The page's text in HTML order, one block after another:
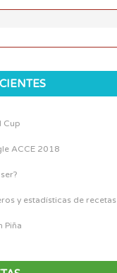
Cup
ACCE 2018
y estadísticas de recetas
Piña